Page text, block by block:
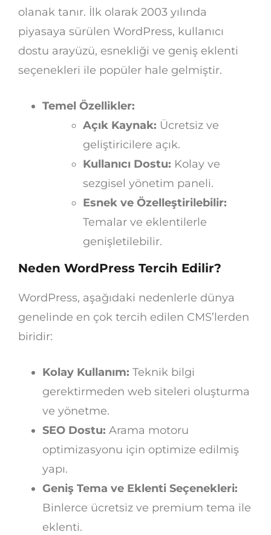
olanak tanır. İlk olarak 2003 yılında
piyasaya sürülen WordPress, kullanıcı
dostu arayüzü, esnekliği ve geniş eklenti
seçenekleri ile popüler hale gelmiştir.
Temel Özellikler:
Açık Kaynak: Ücretsiz ve
geliştiricilere açık.
Kullanıcı Dostu: Kolay ve
sezgisel yönetim paneli.
Esnek ve Özelleştirilebilir:
Temalar ve eklentilerle
genişletilebilir.
Neden WordPress Tercih Edilir?
WordPress, aşağıdaki nedenlerle dünya
genelinde en çok tercih edilen CMS’lerden
biridir:
Kolay Kullanım: Teknik bilgi
gerektirmeden web siteleri oluşturma
ve yönetme.
SEO Dostu: Arama motoru
optimizasyonu için optimize edilmiş
yapı.
Geniş Tema ve Eklenti Seçenekleri:
Binlerce ücretsiz ve premium tema ile
eklenti.